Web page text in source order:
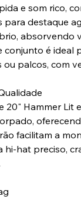
e som rico,
para destaque
absorvendo
conjunto é ideal
ou palcos, com
20" Hammer Lit
facilitam a
hi-hat preciso,